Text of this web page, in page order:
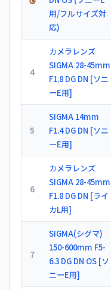
用/フルサイズ対
応)
4
カメラレンズ
SIGMA 28-45mm
F1.8 DG DN [ソニ
ーE用]
5
SIGMA 14mm
F1.4 DG DN [ソニ
ーE用]
6
カメラレンズ
SIGMA 28-45mm
F1.8 DG DN [ライ
カL用]
7
SIGMA(シグマ)
150-600mm F5-
6.3 DG DN OS [ソ
ニーE用]